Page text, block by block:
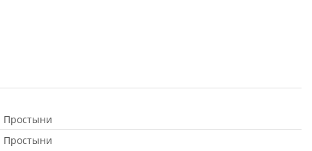
Простыни
Простыни